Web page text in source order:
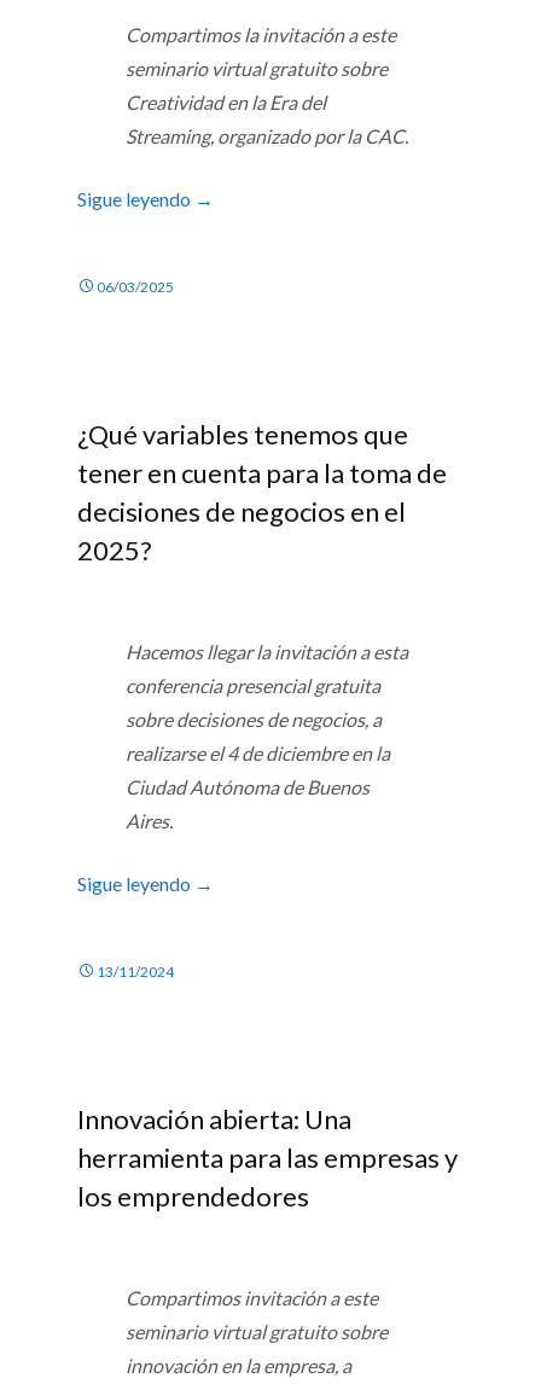
Compartimos la invitación a este
seminario virtual gratuito sobre
Creatividad en la Era del
Streaming, organizado por la CAC.
Sigue leyendo →
06/03/2025
¿Qué variables tenemos que
tener en cuenta para la toma de
decisiones de negocios en el
2025?
Hacemos llegar la invitación a esta
conferencia presencial gratuita
sobre decisiones de negocios, a
realizarse el 4 de diciembre en la
Ciudad Autónoma de Buenos
Aires.
Sigue leyendo →
13/11/2024
Innovación abierta: Una
herramienta para las empresas y
los emprendedores
Compartimos invitación a este
seminario virtual gratuito sobre
innovación en la empresa, a